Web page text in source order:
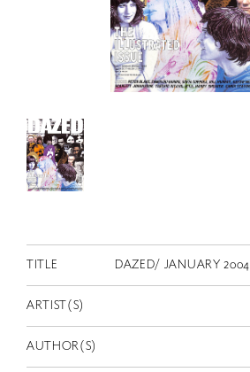
RETRACE
コンサート
出版物
動画
スカラシップ受賞者
JP
TITLE DAZED/ JANUARY 2004
ARTIST(S)
AUTHOR(S)